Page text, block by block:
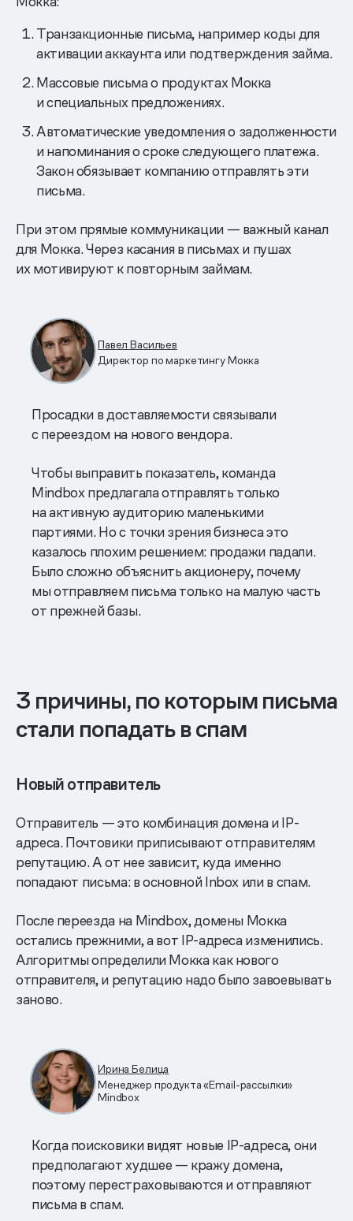
Транзакционные письма, например коды для
активации аккаунта или подтверждения займа.
Массовые письма о продуктах Мокка
и специальных предложениях.
Автоматические уведомления о задолженности
и напоминания о сроке следующего платежа.
Закон обязывает компанию отправлять эти
письма.
При этом прямые коммуникации — важный канал
для Мокка. Через касания в письмах и пушах
их мотивируют к повторным займам.
Павел Васильев
Директор по маркетингу Мокка
Просадки в доставляемости связывали
с переездом на нового вендора.
Чтобы выправить показатель, команда
Mindbox предлагала отправлять только
на активную аудиторию маленькими
партиями. Но с точки зрения бизнеса это
казалось плохим решением: продажи падали.
Было сложно объяснить акционеру, почему
мы отправляем письма только на малую часть
от прежней базы.
3 причины, по которым письма
стали попадать в спам
Новый отправитель
Отправитель — это комбинация домена и IP-
адреса. Почтовики приписывают отправителям
репутацию. А от нее зависит, куда именно
попадают письма: в основной Inbox или в спам.
После переезда на Mindbox, домены Мокка
остались прежними, а вот IP-адреса изменились.
Алгоритмы определили Мокка как нового
отправителя, и репутацию надо было завоевывать
заново.
Ирина Белица
Менеджер продукта «Email-рассылки»
Mindbox
Когда поисковики видят новые IP-адреса, они
предполагают худшее — кражу домена,
поэтому перестраховываются и отправляют
письма в спам.